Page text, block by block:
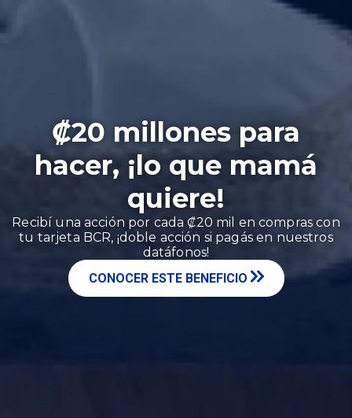
₡20 millones para
hacer, ¡lo que mamá
quiere!
Recibí una acción por cada ₡20 mil en compras con
tu tarjeta BCR, ¡doble acción si pagás en nuestros
datáfonos!
CONOCER ESTE BENEFICIO